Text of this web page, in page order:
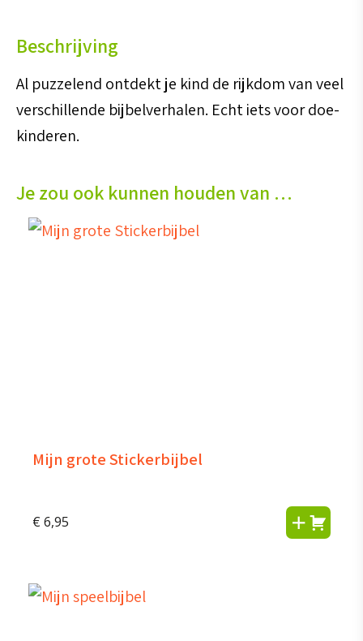
Beschrijving
Al puzzelend ontdekt je kind de rijkdom van veel
verschillende bijbelverhalen. Echt iets voor doe-
kinderen.
Je zou ook kunnen houden van …
Mijn grote Stickerbijbel
€ 6,95